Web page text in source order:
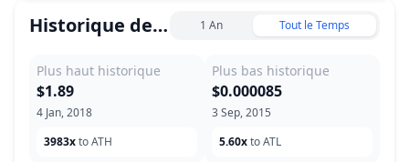
Historique des prix 1 An Tout le Temps
Plus haut historique
4 Jan, 2018
$1.89
3983xto ATH
Plus bas historique
3 Sep, 2015
$0.000085
5.60xto ATL